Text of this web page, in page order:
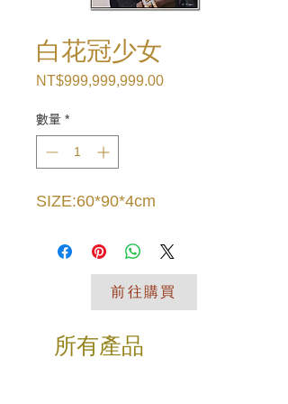
白花冠少女
NT$999,999,999.00價
數量 *
SIZE:60*90*4cm
前往購買
所有產品